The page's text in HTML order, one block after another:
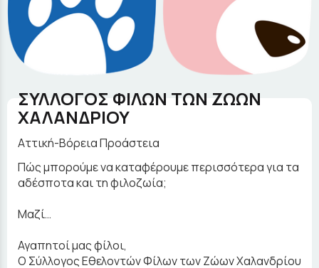
ΣΥΛΛΟΓΟΣ ΦΙΛΩΝ ΤΩΝ ΖΩΩΝ
ΧΑΛΑΝΔΡΙΟΥ
Αττική-Βόρεια Προάστεια
Πώς μπορούμε να καταφέρουμε περισσότερα για τα
αδέσποτα και τη φιλοζωία;
Μαζί…
Αγαπητοί μας φίλοι,
Ο Σύλλογος Εθελοντών Φίλων των Ζώων Χαλανδρίου